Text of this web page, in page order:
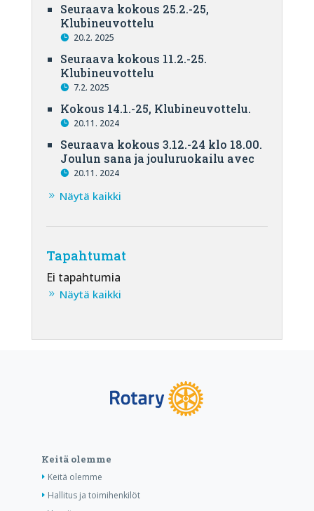
Seuraava kokous 25.2.-25,
Klubineuvottelu
20.2. 2025
Seuraava kokous 11.2.-25.
Klubineuvottelu
7.2. 2025
Kokous 14.1.-25, Klubineuvottelu.
20.11. 2024
Seuraava kokous 3.12.-24 klo 18.00.
Joulun sana ja jouluruokailu avec
20.11. 2024
Näytä kaikki
Tapahtumat
Ei tapahtumia
Näytä kaikki
Keitä olemme
Keitä olemme
Hallitus ja toimihenkilöt